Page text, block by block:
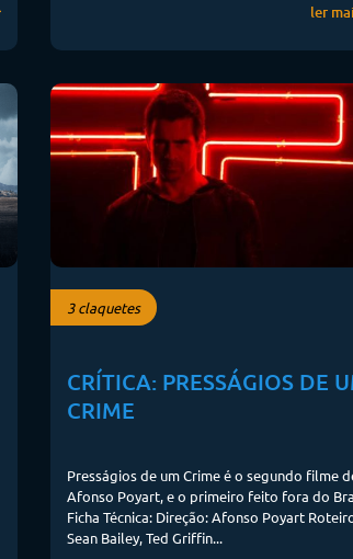
ler
3 claquetes
CRÍTICA: PRESSÁGIOS DE
CRIME
Presságios de um Crime é o segundo filme
Afonso Poyart, e o primeiro feito fora do
Ficha Técnica: Direção: Afonso Poyart
Sean Bailey, Ted Griffin...